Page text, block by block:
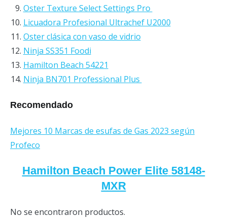
Oster Texture Select Settings Pro
Licuadora Profesional Ultrachef U2000
Oster clásica con vaso de vidrio
Ninja SS351 Foodi
Hamilton Beach 54221
Ninja BN701 Professional Plus
Recomendado
Mejores 10 Marcas de esufas de Gas 2023 según
Profeco
Hamilton Beach Power Elite 58148-
MXR
No se encontraron productos.